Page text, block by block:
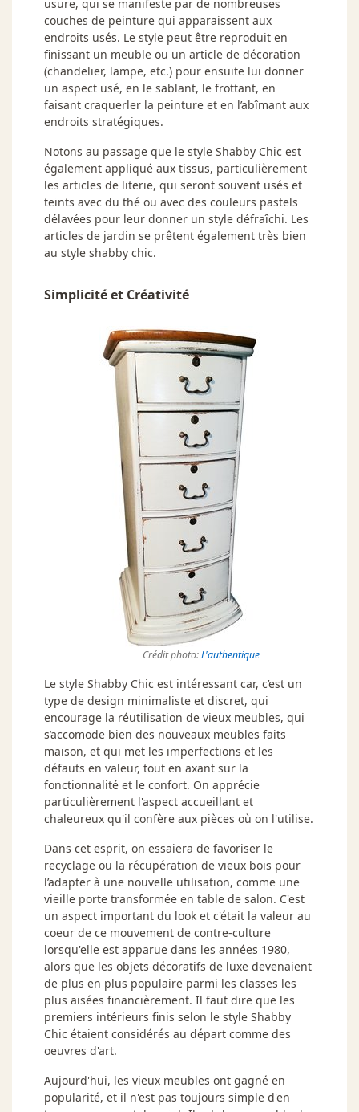
usure, qui se manifeste par de nombreuses
couches de peinture qui apparaissent aux
endroits usés. Le style peut être reproduit en
finissant un meuble ou un article de décoration
(chandelier, lampe, etc.) pour ensuite lui donner
un aspect usé, en le sablant, le frottant, en
faisant craquerler la peinture et en l’abîmant aux
endroits stratégiques.
Notons au passage que le style Shabby Chic est
également appliqué aux tissus, particulièrement
les articles de literie, qui seront souvent usés et
teints avec du thé ou avec des couleurs pastels
délavées pour leur donner un style défraîchi. Les
articles de jardin se prêtent également très bien
au style shabby chic.
Simplicité et Créativité
Crédit photo:L'authentique
Le style Shabby Chic est intéressant car, c’est un
type de design minimaliste et discret, qui
encourage la réutilisation de vieux meubles, qui
s’accomode bien des nouveaux meubles faits
maison, et qui met les imperfections et les
défauts en valeur, tout en axant sur la
fonctionnalité et le confort. On apprécie
particulièrement l'aspect accueillant et
chaleureux qu'il confère aux pièces où on l'utilise.
Dans cet esprit, on essaiera de favoriser le
recyclage ou la récupération de vieux bois pour
l’adapter à une nouvelle utilisation, comme une
vieille porte transformée en table de salon. C'est
un aspect important du look et c'était la valeur au
coeur de ce mouvement de contre-culture
lorsqu'elle est apparue dans les années 1980,
alors que les objets décoratifs de luxe devenaient
de plus en plus populaire parmi les classes les
plus aisées financièrement. Il faut dire que les
premiers intérieurs finis selon le style Shabby
Chic étaient considérés au départ comme des
oeuvres d'art.
Aujourd'hui, les vieux meubles ont gagné en
popularité, et il n'est pas toujours simple d'en